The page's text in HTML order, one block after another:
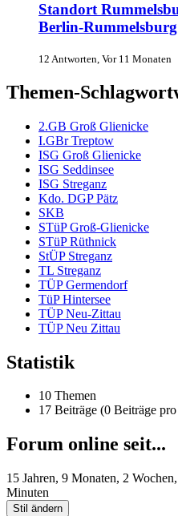
Standort
Berlin-
12 Antworten, Vor 11 Monaten
Themen-
2.GB Groß Glienicke
I.GBr Treptow
ISG Groß Glienicke
ISG Seddinsee
ISG Streganz
Kdo. DGP Pätz
SKB
STüP Groß-Glienicke
STüP Rüthnick
StÜP Streganz
TL Streganz
TÜP Germendorf
TüP Hintersee
TÜP Neu-Zittau
TÜP Neu Zittau
Statistik
10 Themen
17 Beiträge (0 Beiträge
Forum online seit...
15 Jahren, 9 Monaten, 2
Minuten
Stil ändern